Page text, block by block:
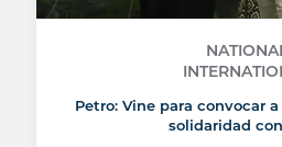
Petro: Vine para convocar
solidaridad